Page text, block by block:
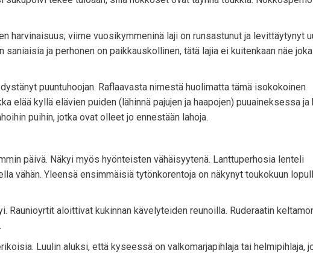
harvinaisuus; viime vuosikymmeninä laji on runsastunut ja levittäytynyt
ja perhonen on paikkauskollinen, tätä lajia ei kuitenkaan näe joka
puuntuhoojan. Raflaavasta nimestä huolimatta tämä isokokoinen
elää kyllä elävien puiden (lähinnä pajujen ja haapojen) puuaineksessa ja
puihin, jotka ovat olleet jo ennestään lahoja.
päivä. Näkyi myös hyönteisten vähäisyytenä. Lanttuperhosia lenteli
vähän. Yleensä ensimmäisiä tytönkorentoja on näkynyt toukokuun
Raunioyrtit aloittivat kukinnan kävelyteiden reunoilla. Ruderaatin
Luulin aluksi, että kyseessä on valkomarjapihlaja tai helmipihlaja,